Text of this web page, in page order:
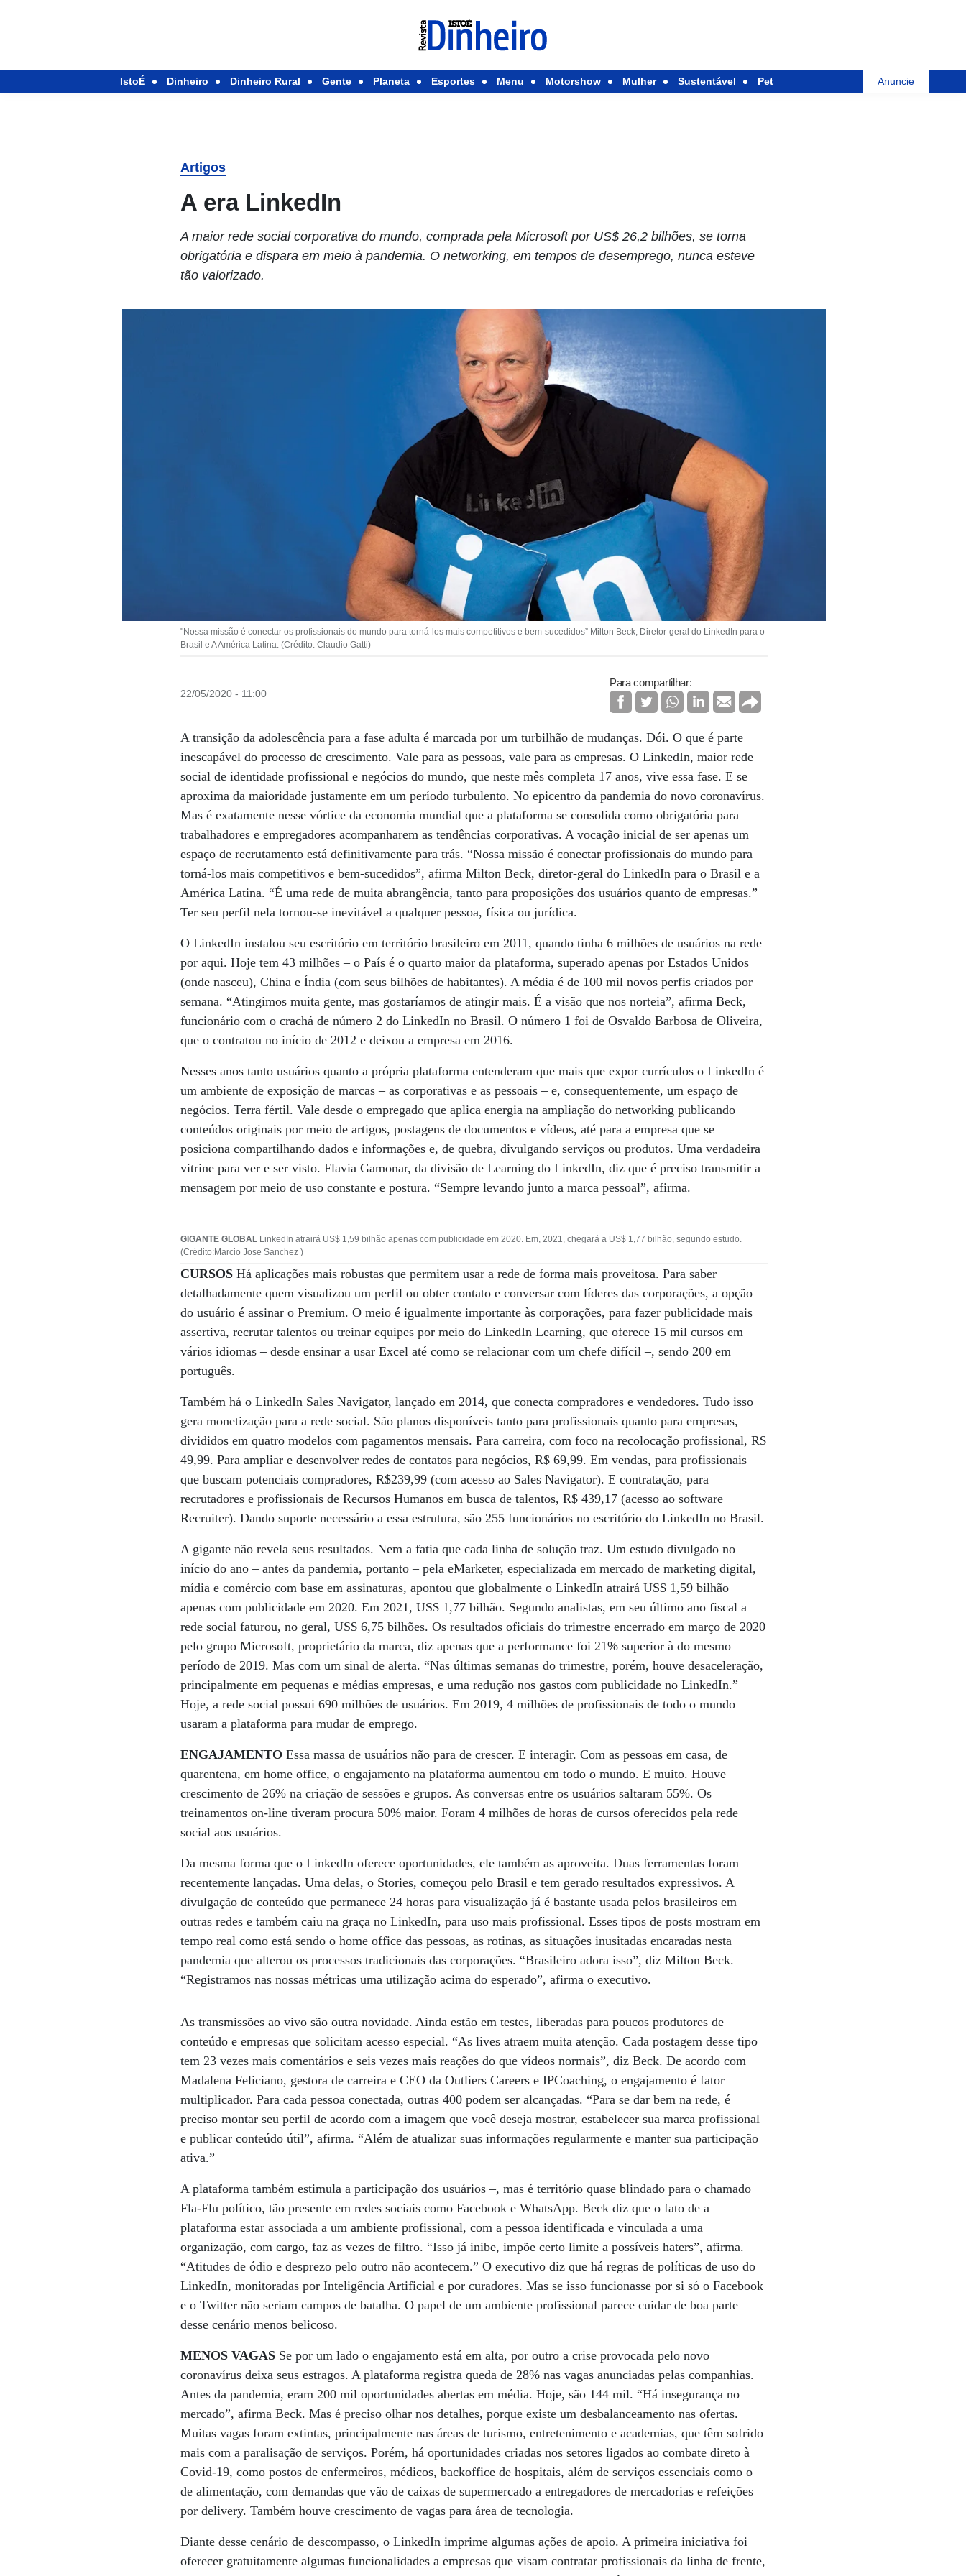
IstoÉ Dinheiro Dinheiro Rural Gente Planeta Esportes Menu Motorshow Mulher Sustentável Pet Anuncie
Artigos
A era LinkedIn
A maior rede social corporativa do mundo, comprada pela Microsoft por US$ 26,2 bilhões, se torna
obrigatória e dispara em meio à pandemia. O networking, em tempos de desemprego, nunca esteve
tão valorizado.
"Nossa missão é conectar os profissionais do mundo para torná-los mais competitivos e bem-sucedidos” Milton Beck, Diretor-geral do LinkedIn para o
Brasil e A América Latina. (Crédito: Claudio Gatti)
22/05/2020 - 11:00
Para compartilhar:
A transição da adolescência para a fase adulta é marcada por um turbilhão de mudanças. Dói. O que é parte
inescapável do processo de crescimento. Vale para as pessoas, vale para as empresas. O LinkedIn, maior rede
social de identidade profissional e negócios do mundo, que neste mês completa 17 anos, vive essa fase. E se
aproxima da maioridade justamente em um período turbulento. No epicentro da pandemia do novo coronavírus.
Mas é exatamente nesse vórtice da economia mundial que a plataforma se consolida como obrigatória para
trabalhadores e empregadores acompanharem as tendências corporativas. A vocação inicial de ser apenas um
espaço de recrutamento está definitivamente para trás. “Nossa missão é conectar profissionais do mundo para
torná-los mais competitivos e bem-sucedidos”, afirma Milton Beck, diretor-geral do LinkedIn para o Brasil e a
América Latina. “É uma rede de muita abrangência, tanto para proposições dos usuários quanto de empresas.”
Ter seu perfil nela tornou-se inevitável a qualquer pessoa, física ou jurídica.
O LinkedIn instalou seu escritório em território brasileiro em 2011, quando tinha 6 milhões de usuários na rede
por aqui. Hoje tem 43 milhões – o País é o quarto maior da plataforma, superado apenas por Estados Unidos
(onde nasceu), China e Índia (com seus bilhões de habitantes). A média é de 100 mil novos perfis criados por
semana. “Atingimos muita gente, mas gostaríamos de atingir mais. É a visão que nos norteia”, afirma Beck,
funcionário com o crachá de número 2 do LinkedIn no Brasil. O número 1 foi de Osvaldo Barbosa de Oliveira,
que o contratou no início de 2012 e deixou a empresa em 2016.
Nesses anos tanto usuários quanto a própria plataforma entenderam que mais que expor currículos o LinkedIn é
um ambiente de exposição de marcas – as corporativas e as pessoais – e, consequentemente, um espaço de
negócios. Terra fértil. Vale desde o empregado que aplica energia na ampliação do networking publicando
conteúdos originais por meio de artigos, postagens de documentos e vídeos, até para a empresa que se
posiciona compartilhando dados e informações e, de quebra, divulgando serviços ou produtos. Uma verdadeira
vitrine para ver e ser visto. Flavia Gamonar, da divisão de Learning do LinkedIn, diz que é preciso transmitir a
mensagem por meio de uso constante e postura. “Sempre levando junto a marca pessoal”, afirma.
GIGANTE GLOBAL LinkedIn atrairá US$ 1,59 bilhão apenas com publicidade em 2020. Em, 2021, chegará a US$ 1,77 bilhão, segundo estudo.
(Crédito:Marcio Jose Sanchez )
CURSOS Há aplicações mais robustas que permitem usar a rede de forma mais proveitosa. Para saber
detalhadamente quem visualizou um perfil ou obter contato e conversar com líderes das corporações, a opção
do usuário é assinar o Premium. O meio é igualmente importante às corporações, para fazer publicidade mais
assertiva, recrutar talentos ou treinar equipes por meio do LinkedIn Learning, que oferece 15 mil cursos em
vários idiomas – desde ensinar a usar Excel até como se relacionar com um chefe difícil –, sendo 200 em
português.
Também há o LinkedIn Sales Navigator, lançado em 2014, que conecta compradores e vendedores. Tudo isso
gera monetização para a rede social. São planos disponíveis tanto para profissionais quanto para empresas,
divididos em quatro modelos com pagamentos mensais. Para carreira, com foco na recolocação profissional, R$
49,99. Para ampliar e desenvolver redes de contatos para negócios, R$ 69,99. Em vendas, para profissionais
que buscam potenciais compradores, R$239,99 (com acesso ao Sales Navigator). E contratação, para
recrutadores e profissionais de Recursos Humanos em busca de talentos, R$ 439,17 (acesso ao software
Recruiter). Dando suporte necessário a essa estrutura, são 255 funcionários no escritório do LinkedIn no Brasil.
A gigante não revela seus resultados. Nem a fatia que cada linha de solução traz. Um estudo divulgado no
início do ano – antes da pandemia, portanto – pela eMarketer, especializada em mercado de marketing digital,
mídia e comércio com base em assinaturas, apontou que globalmente o LinkedIn atrairá US$ 1,59 bilhão
apenas com publicidade em 2020. Em 2021, US$ 1,77 bilhão. Segundo analistas, em seu último ano fiscal a
rede social faturou, no geral, US$ 6,75 bilhões. Os resultados oficiais do trimestre encerrado em março de 2020
pelo grupo Microsoft, proprietário da marca, diz apenas que a performance foi 21% superior à do mesmo
período de 2019. Mas com um sinal de alerta. “Nas últimas semanas do trimestre, porém, houve desaceleração,
principalmente em pequenas e médias empresas, e uma redução nos gastos com publicidade no LinkedIn.”
Hoje, a rede social possui 690 milhões de usuários. Em 2019, 4 milhões de profissionais de todo o mundo
usaram a plataforma para mudar de emprego.
ENGAJAMENTO Essa massa de usuários não para de crescer. E interagir. Com as pessoas em casa, de
quarentena, em home office, o engajamento na plataforma aumentou em todo o mundo. E muito. Houve
crescimento de 26% na criação de sessões e grupos. As conversas entre os usuários saltaram 55%. Os
treinamentos on-line tiveram procura 50% maior. Foram 4 milhões de horas de cursos oferecidos pela rede
social aos usuários.
Da mesma forma que o LinkedIn oferece oportunidades, ele também as aproveita. Duas ferramentas foram
recentemente lançadas. Uma delas, o Stories, começou pelo Brasil e tem gerado resultados expressivos. A
divulgação de conteúdo que permanece 24 horas para visualização já é bastante usada pelos brasileiros em
outras redes e também caiu na graça no LinkedIn, para uso mais profissional. Esses tipos de posts mostram em
tempo real como está sendo o home office das pessoas, as rotinas, as situações inusitadas encaradas nesta
pandemia que alterou os processos tradicionais das corporações. “Brasileiro adora isso”, diz Milton Beck.
“Registramos nas nossas métricas uma utilização acima do esperado”, afirma o executivo.
As transmissões ao vivo são outra novidade. Ainda estão em testes, liberadas para poucos produtores de
conteúdo e empresas que solicitam acesso especial. “As lives atraem muita atenção. Cada postagem desse tipo
tem 23 vezes mais comentários e seis vezes mais reações do que vídeos normais”, diz Beck. De acordo com
Madalena Feliciano, gestora de carreira e CEO da Outliers Careers e IPCoaching, o engajamento é fator
multiplicador. Para cada pessoa conectada, outras 400 podem ser alcançadas. “Para se dar bem na rede, é
preciso montar seu perfil de acordo com a imagem que você deseja mostrar, estabelecer sua marca profissional
e publicar conteúdo útil”, afirma. “Além de atualizar suas informações regularmente e manter sua participação
ativa.”
A plataforma também estimula a participação dos usuários –, mas é território quase blindado para o chamado
Fla-Flu político, tão presente em redes sociais como Facebook e WhatsApp. Beck diz que o fato de a
plataforma estar associada a um ambiente profissional, com a pessoa identificada e vinculada a uma
organização, com cargo, faz as vezes de filtro. “Isso já inibe, impõe certo limite a possíveis haters”, afirma.
“Atitudes de ódio e desprezo pelo outro não acontecem.” O executivo diz que há regras de políticas de uso do
LinkedIn, monitoradas por Inteligência Artificial e por curadores. Mas se isso funcionasse por si só o Facebook
e o Twitter não seriam campos de batalha. O papel de um ambiente profissional parece cuidar de boa parte
desse cenário menos belicoso.
MENOS VAGAS Se por um lado o engajamento está em alta, por outro a crise provocada pelo novo
coronavírus deixa seus estragos. A plataforma registra queda de 28% nas vagas anunciadas pelas companhias.
Antes da pandemia, eram 200 mil oportunidades abertas em média. Hoje, são 144 mil. “Há insegurança no
mercado”, afirma Beck. Mas é preciso olhar nos detalhes, porque existe um desbalanceamento nas ofertas.
Muitas vagas foram extintas, principalmente nas áreas de turismo, entretenimento e academias, que têm sofrido
mais com a paralisação de serviços. Porém, há oportunidades criadas nos setores ligados ao combate direto à
Covid-19, como postos de enfermeiros, médicos, backoffice de hospitais, além de serviços essenciais como o
de alimentação, com demandas que vão de caixas de supermercado a entregadores de mercadorias e refeições
por delivery. Também houve crescimento de vagas para área de tecnologia.
Diante desse cenário de descompasso, o LinkedIn imprime algumas ações de apoio. A primeira iniciativa foi
oferecer gratuitamente algumas funcionalidades a empresas que visam contratar profissionais da linha de frente,